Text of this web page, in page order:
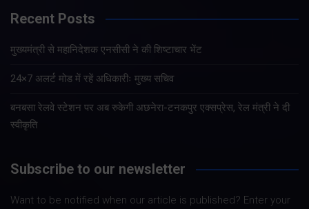
Recent Posts
मुख्यमंत्री से महानिदेशक एनसीसी ने की शिष्टाचार भेंट
24×7 अलर्ट मोड में रहें अधिकारीः मुख्य सचिव
बनबसा रेलवे स्टेशन पर अब रुकेगी अछनेरा-टनकपुर एक्सप्रेस, रेल मंत्री ने दी
स्वीकृति
Subscribe to our newsletter
Want to be notified when our article is published? Enter your